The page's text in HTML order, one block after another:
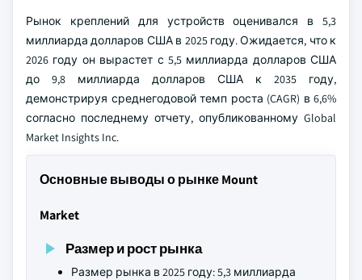
Рынок креплений для устройств оценивался в 5,3
миллиарда долларов США в 2025 году. Ожидается, что к
2026 году он вырастет с 5,5 миллиарда долларов США
до 9,8 миллиарда долларов США к 2035 году,
демонстрируя среднегодовой темп роста (CAGR) в 6,6%
согласно последнему отчету, опубликованному Global
Market Insights Inc.
Основные выводы о рынке Mount
Market
Размер и рост рынка
Размер рынка в 2025 году: 5,3 миллиарда